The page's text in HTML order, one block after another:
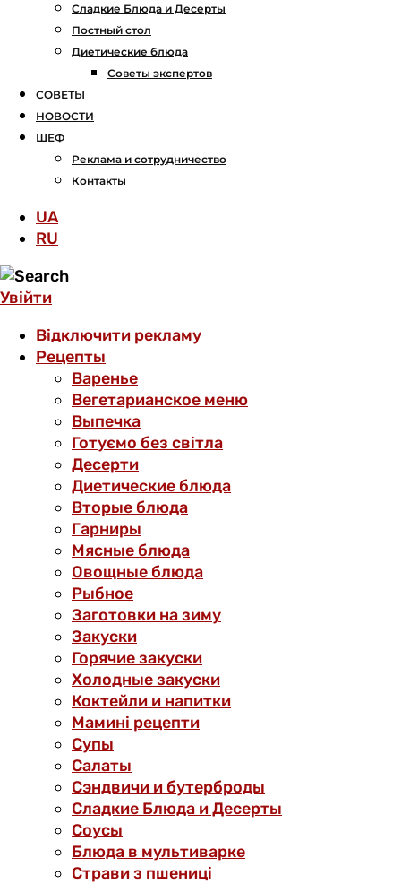
Сладкие Блюда и Десерты
Постный стол
Диетические блюда
Советы экспертов
СОВЕТЫ
НОВОСТИ
ШЕФ
Реклама и сотрудничество
Контакты
UA
RU
Увійти
Відключити рекламу
Рецепты
Варенье
Вегетарианское меню
Выпечка
Готуємо без світла
Десерти
Диетические блюда
Вторые блюда
Гарниры
Мясные блюда
Овощные блюда
Рыбное
Заготовки на зиму
Закуски
Горячие закуски
Холодные закуски
Коктейли и напитки
Мамині рецепти
Супы
Салаты
Сэндвичи и бутерброды
Сладкие Блюда и Десерты
Соусы
Блюда в мультиварке
Страви з пшениці